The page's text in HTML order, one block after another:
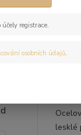
- náramek,
- Emerald
lesklé
registrace.
osobních údajů.